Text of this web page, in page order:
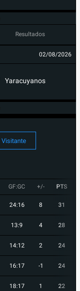
Resultados
02/08/2026
Yaracuyanos
Visitante
GF:GC +/- PTS
24:16 8 31
13:9 4 28
14:12 2 24
16:17 -1 24
18:17 1 22